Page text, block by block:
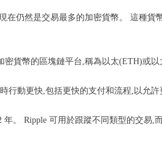
在仍然是交易最多的加密貨幣。 這種
密貨幣的區塊鏈平台,稱為以太(ETH)或
行動更快,包括更快的支付和流程,以允許
年。 Ripple 可用於跟蹤不同類型的交易